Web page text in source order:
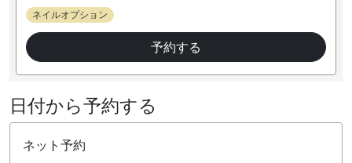
ネイルオプション
予約する
日付から予約する
ネット予約